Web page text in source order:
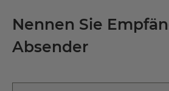
Nennen Sie
Absender